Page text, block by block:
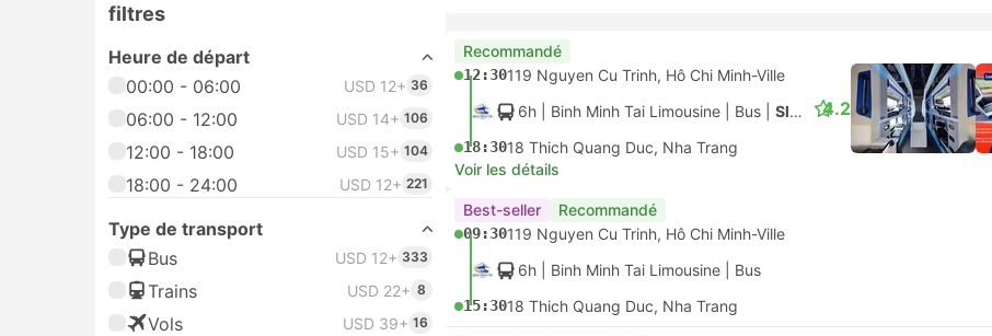
filtres
Heure de départ
00:00 - 06:00
USD 12+ 36
06:00 - 12:00 USD 14+ 106
12:00 - 18:00 USD 15+ 104
18:00 - 24:00 USD 12+ 221
Type de transport
Bus
USD 12+ 333
Trains USD 22+ 8
Vols USD 39+ 16
Recommandé
12:30119 Nguyen Cu Trinh, Hô Chi Minh-Ville
6h | Binh Minh Tai Limousine Bus Sleeper 32
18:3018 Thich Quang Duc, Nha Trang
4.2
Voir les détails
Best-seller Recommandé
09:30119 Nguyen Cu Trinh, Hô Chi Minh-Ville
6h | Binh Minh Tai Limousine Bus
15:3018 Thich Quang Duc, Nha Trang